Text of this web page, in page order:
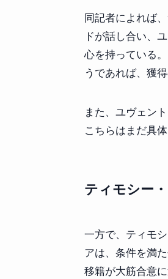
同記者によれば
ドが話し合い、
心を持っている
うであれば、獲
また、ユヴェン
こちらはまだ具
ティモシー
一方で、ティモ
アは、条件を満
移籍が大筋合意